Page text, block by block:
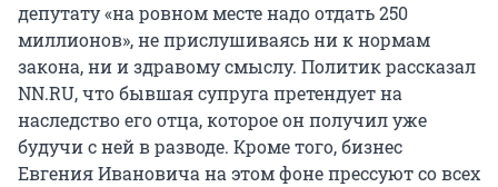
депутату «на ровном месте надо отдать 250
миллионов», не прислушиваясь ни к нормам
закона, ни и здравому смыслу. Политик рассказал
NN.RU, что бывшая супруга претендует на
наследство его отца, которое он получил уже
будучи с ней в разводе. Кроме того, бизнес
Евгения Ивановича на этом фоне прессуют со всех